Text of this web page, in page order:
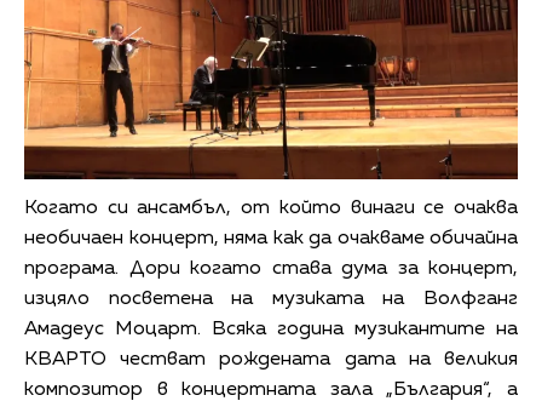
Когато си ансамбъл, от който винаги се очаква
необичаен концерт, няма как да очакваме обичайна
програма. Дори когато става дума за концерт,
изцяло посветена на музиката на Волфганг
Амадеус Моцарт. Всяка година музикантите на
КВАРТО честват рождената дата на великия
композитор в концертната зала „България“, а